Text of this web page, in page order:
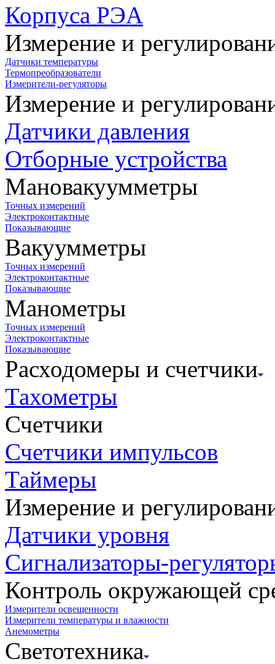
Корпуса РЭА
Измерение и
Датчики температуры
Термопреобразователи
Измерители-регуляторы
Измерение и
Датчики давления
Отборные устройства
Мановакуумметры
Точных измерений
Электроконтактные
Показывающие
Вакуумметры
Точных измерений
Электроконтактные
Показывающие
Манометры
Точных измерений
Электроконтактные
Показывающие
Расходомеры и счетчики
Тахометры
Счетчики
Счетчики импульсов
Таймеры
Измерение и
Датчики уровня
Сигнализаторы-
Контроль окружающей
Измерители освещенности
Измерители температуры и влажности
Анемометры
Светотехника